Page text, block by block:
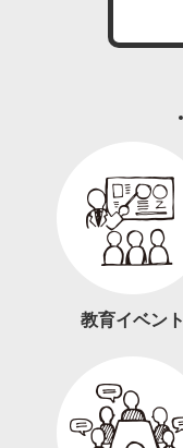
教育イベント